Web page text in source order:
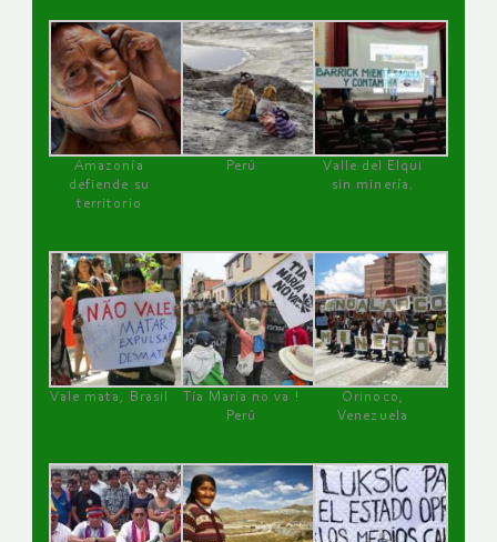
Amazonía
defiende su
territorio
Perú
Valle del Elqui
sin minería.
Vale mata, Brasil
Tía María no va !
Perú
Orinoco,
Venezuela